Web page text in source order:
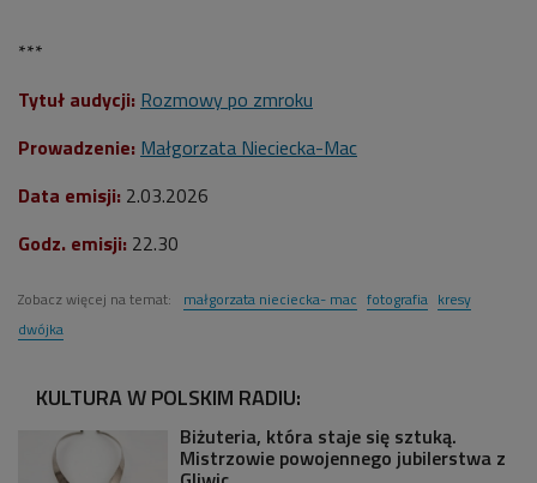
***
Tytuł audycji: Rozmowy po zmroku
Prowadzenie: Małgorzata Nieciecka-Mac
Data emisji: 2.03.2026
Godz. emisji: 22.30
Zobacz więcej na temat: małgorzata nieciecka- mac fotografia kresy
dwójka
KULTURA W POLSKIM RADIU:
Biżuteria, która staje się sztuką.
Mistrzowie powojennego jubilerstwa z